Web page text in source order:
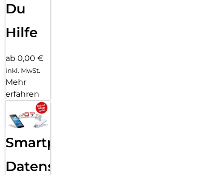
Du
Hilfe
ab 0,00 €
inkl. MwSt.
Mehr
erfahren
Smartphone
Datensicherung